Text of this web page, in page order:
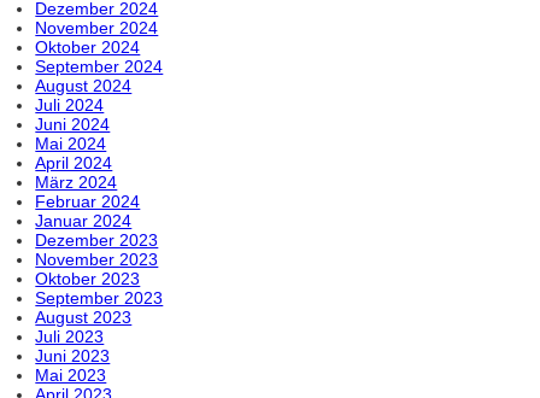
Dezember 2024
November 2024
Oktober 2024
September 2024
August 2024
Juli 2024
Juni 2024
Mai 2024
April 2024
März 2024
Februar 2024
Januar 2024
Dezember 2023
November 2023
Oktober 2023
September 2023
August 2023
Juli 2023
Juni 2023
Mai 2023